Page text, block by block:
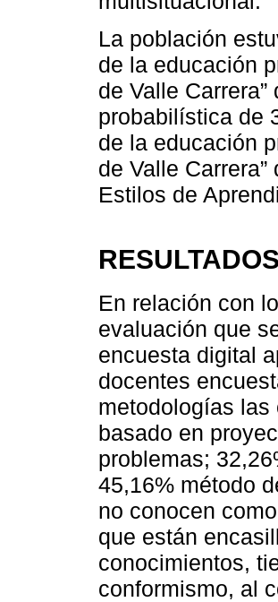
La población
de la educación
de Valle
probabilística de
de la educación
de Valle
Estilos de
RESULTADOS
En relación con
evaluación que
encuesta digital
docentes
metodologías las
basado en
problemas;
45,16% método
no conocen
que están
conocimientos,
conformismo, al